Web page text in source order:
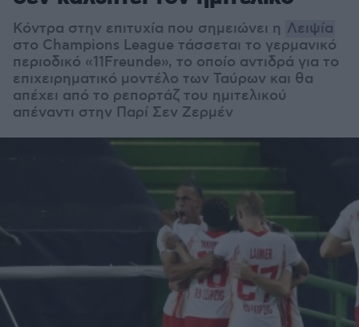
Κόντρα στην επιτυχία που σημειώνει η Λειψία
στο Champions League τάσσεται το γερμανικό
περιοδικό «11Freunde», το οποίο αντιδρά για το
επιχειρηματικό μοντέλο των Ταύρων και θα
απέχει από το ρεπορτάζ του ημιτελικού
απέναντι στην Παρί Σεν Ζερμέν